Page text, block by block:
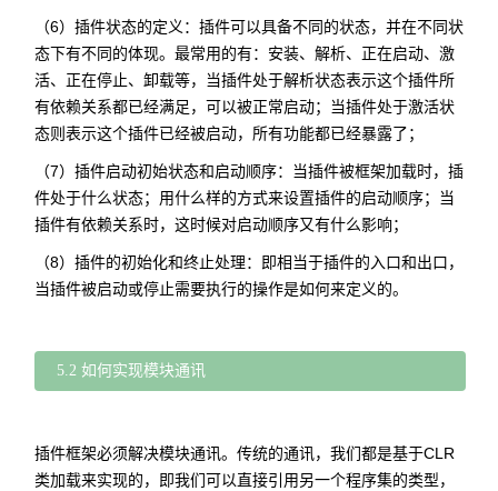
（6）插件状态的定义：插件可以具备不同的状态，并在不同状
态下有不同的体现。最常用的有：安装、解析、正在启动、激
活、正在停止、卸载等，当插件处于解析状态表示这个插件所
有依赖关系都已经满足，可以被正常启动；当插件处于激活状
态则表示这个插件已经被启动，所有功能都已经暴露了；
（7）插件启动初始状态和启动顺序：当插件被框架加载时，插
件处于什么状态；用什么样的方式来设置插件的启动顺序；当
插件有依赖关系时，这时候对启动顺序又有什么影响；
（8）插件的初始化和终止处理：即相当于插件的入口和出口，
当插件被启动或停止需要执行的操作是如何来定义的。
5.2 如何实现模块通讯
插件框架必须解决模块通讯。传统的通讯，我们都是基于CLR
类加载来实现的，即我们可以直接引用另一个程序集的类型，